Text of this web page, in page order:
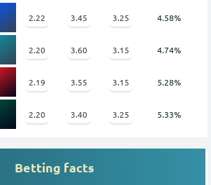
2.22 3.45 3.25 4.58%
2.20 3.60 3.15 4.74%
2.19 3.55 3.15 5.28%
2.20 3.40 3.25 5.33%
Betting facts